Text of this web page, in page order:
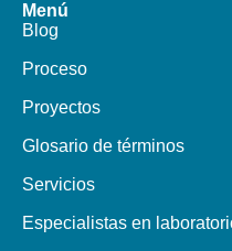
Menú
Blog
Proceso
Proyectos
Glosario de términos
Servicios
Especialistas en